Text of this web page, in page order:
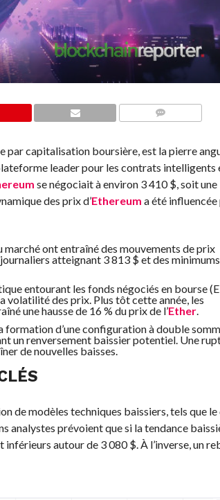
par capitalisation boursière, est la pierre
leader pour les contrats intelligents
se négociait à environ 3 410 $, soit une
des prix d’Ethereum a été influencée
ont entraîné des mouvements de prix
atteignant 3 813 $ et des minimums
entourant les fonds négociés en bourse
volatilité des prix. Plus tôt cette année, les
une hausse de 16 % du prix de l’Ether.
formation d’une configuration à double
un renversement baissier potentiel. Une
de nouvelles baisses.
de modèles techniques baissiers, tels que
analystes prévoient que si la tendance
autour de 3 080 $. À l’inverse, un